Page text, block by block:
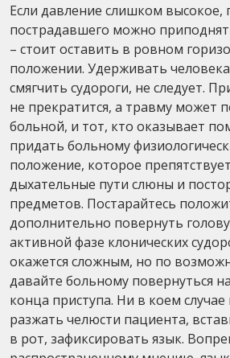
Если давление слишком высокое,
пострадавшего можно
– стоит оставить в ровном
положении. Удерживать
смягчить судороги, не следует.
не прекратится, а травму может
больной, и тот, кто оказывает
придать больному
положение, которое
дыхательные пути слюны и
предметов. Постарайтесь
дополнительно повернуть
активной фазе клонических
окажется сложным, но по
давайте больному повернуться
конца приступа. Ни в коем
разжать челюсти пациента,
в рот, зафиксировать язык.